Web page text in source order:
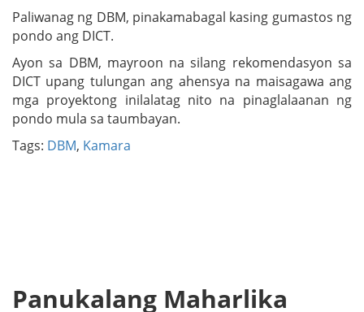
Paliwanag ng DBM, pinakamabagal kasing gumastos ng
pondo ang DICT.
Ayon sa DBM, mayroon na silang rekomendasyon sa
DICT upang tulungan ang ahensya na maisagawa ang
mga proyektong inilalatag nito na pinaglalaanan ng
pondo mula sa taumbayan.
Tags: DBM, Kamara
Panukalang Maharlika